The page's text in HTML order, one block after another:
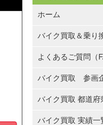
ホーム
バイク買取＆乗り
よくあるご質問（
バイク買取 参画
バイク買取 都道
バイク買取 実績一